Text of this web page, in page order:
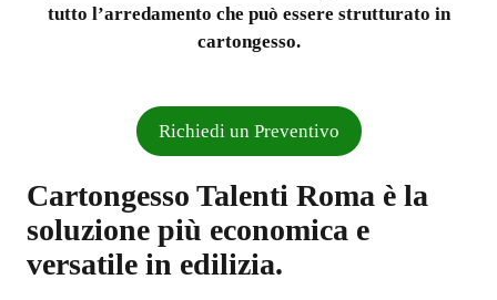
tutto l’arredamento che può essere strutturato in
cartongesso.
Richiedi un Preventivo
Cartongesso Talenti Roma è la
soluzione più economica e
versatile in edilizia.